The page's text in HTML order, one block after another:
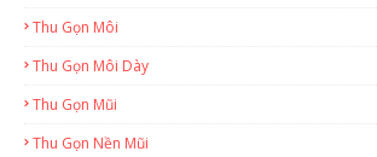
Thu Gọn Môi
Thu Gọn Môi Dày
Thu Gọn Mũi
Thu Gọn Nền Mũi